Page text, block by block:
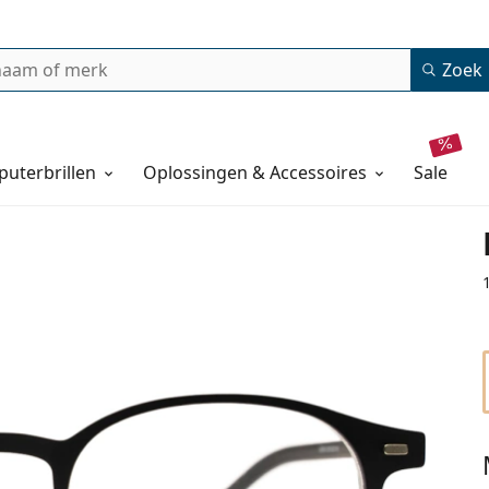
Zoek
Oplossingen & Accessoires sale